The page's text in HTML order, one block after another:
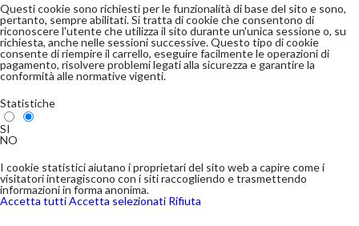
Questi cookie sono richiesti per le funzionalità di base del sito e sono,
pertanto, sempre abilitati. Si tratta di cookie che consentono di
riconoscere l'utente che utilizza il sito durante un'unica sessione o, su
richiesta, anche nelle sessioni successive. Questo tipo di cookie
consente di riempire il carrello, eseguire facilmente le operazioni di
pagamento, risolvere problemi legati alla sicurezza e garantire la
conformità alle normative vigenti.
Statistiche
SI
NO
I cookie statistici aiutano i proprietari del sito web a capire come i
visitatori interagiscono con i siti raccogliendo e trasmettendo
informazioni in forma anonima.
Accetta tuttiAccetta selezionati Rifiuta